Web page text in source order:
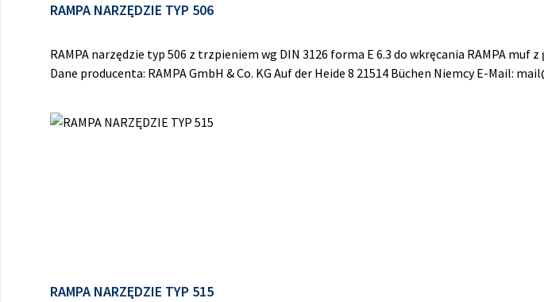
RAMPA NARZĘDZIE TYP 506
RAMPA narzędzie typ 506 z trzpieniem wg DIN 3126 forma E 6.3 do wkręcania RAMPA
Dane producenta: RAMPA GmbH & Co. KG Auf der Heide 8 21514 Büchen Niemcy E-Mail:
RAMPA NARZĘDZIE TYP 515